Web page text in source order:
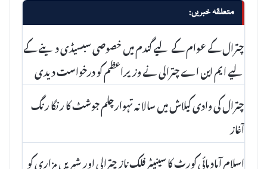
متعلقہ خبریں:
چترال کے عوام کے لیے گندم میں خصوصی سبسیڈی دینے کے
لیے ایم این اے چترالی نے وزیراعظم کو درخواست دیدی
چترال کی وادی کیلاش میں سالانہ تہوارچلم جوشٹ کا رنگا رنگ
آغاز
اسلام آباد ہائی کورٹ کا سینیٹر فلک ناز چترالی اور شیریں مزاری کو